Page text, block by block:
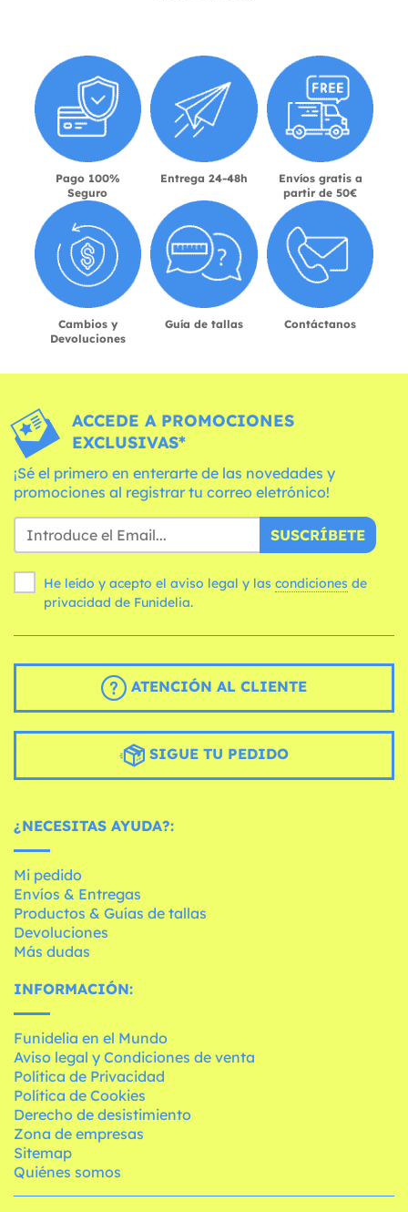
Pago 100%
Seguro
Entrega 24-48h
Envíos gratis a
partir de 50€
Cambios y
Devoluciones
Guía de tallas Contáctanos
ACCEDE A PROMOCIONES
EXCLUSIVAS*
¡Sé el primero en enterarte de las novedades y
promociones al registrar tu correo eletrónico!
SUSCRÍBETE
He leído y acepto el aviso legal y las condiciones
privacidad de Funidelia.
ATENCIÓN AL CLIENTE
SIGUE TU PEDIDO
¿NECESITAS AYUDA?:
Mi pedido
Envíos & Entregas
Productos & Guías de tallas
Devoluciones
Más dudas
INFORMACIÓN:
Funidelia en el Mundo
Aviso legal y Condiciones de venta
Política de Privacidad
Política de Cookies
Derecho de desistimiento
Zona de empresas
Sitemap
Quiénes somos